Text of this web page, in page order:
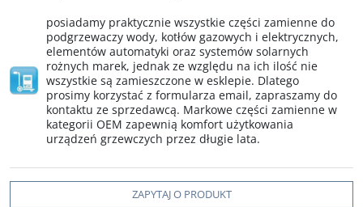
posiadamy praktycznie wszystkie części zamienne do
podgrzewaczy wody, kotłów gazowych i elektrycznych,
elementów automatyki oraz systemów solarnych
rożnych marek, jednak ze względu na ich ilość nie
wszystkie są zamieszczone w esklepie. Dlatego
prosimy korzystać z formularza email, zapraszamy do
kontaktu ze sprzedawcą. Markowe części zamienne w
kategorii OEM zapewnią komfort użytkowania
urządzeń grzewczych przez długie lata.
ZAPYTAJ O PRODUKT